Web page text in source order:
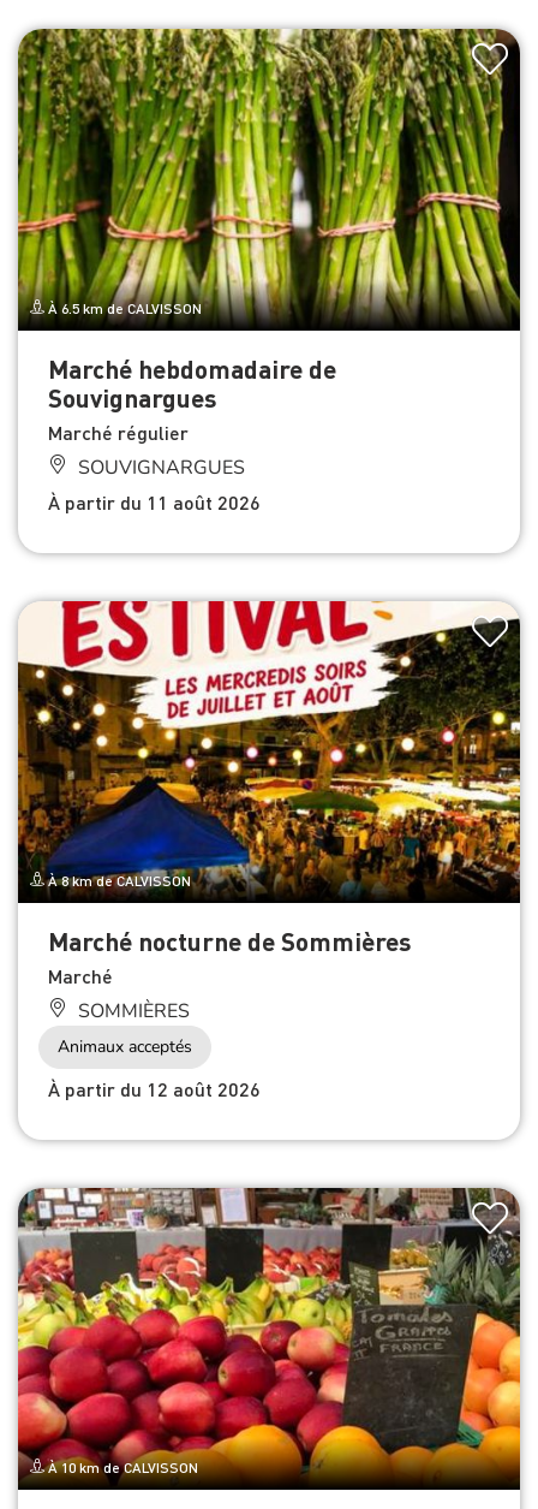
À 6.5 km de CALVISSON
Marché hebdomadaire de
Souvignargues
Marché régulier
SOUVIGNARGUES
À partir du 11 août 2026
À 8 km de CALVISSON
Marché nocturne de Sommières
Marché
SOMMIÈRES
Animaux acceptés
À partir du 12 août 2026
À 10 km de CALVISSON